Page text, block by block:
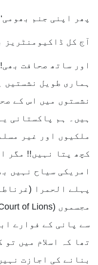
پھر اپنی جنم
آج کل ڈاکیومنٹریز
اور ساتھ صحافت
ہماری طویل نشستیں
نشستوں میں اس کے
ہیں۔ ہم پاکستانی
ملکیوں اور غیر
کچھ پتا نہیں!! مگر
امریکی سیاح نہیں
پہلے الحمرا
سے پانی کے فوارے
تھا کہ اسلام میں تو
بنانے کی اجازت